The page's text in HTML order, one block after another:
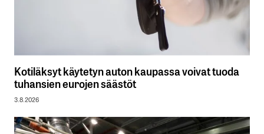
Kotiläksyt käytetyn auton kaupassa voivat tuoda
tuhansien eurojen säästöt
3.8.2026